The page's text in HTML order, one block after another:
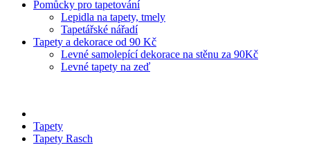
Pomůcky pro tapetování
Lepidla na tapety, tmely
Tapetářské nářadí
Tapety a dekorace od 90 Kč
Levné samolepící dekorace na stěnu za 90Kč
Levné tapety na zeď
Tapety
Tapety Rasch